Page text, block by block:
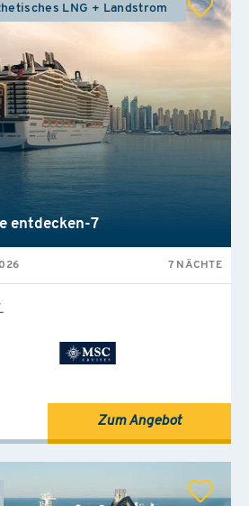
LNG + Landstrom
entdecken-7
7 NÄCHTE
Zum Angebot